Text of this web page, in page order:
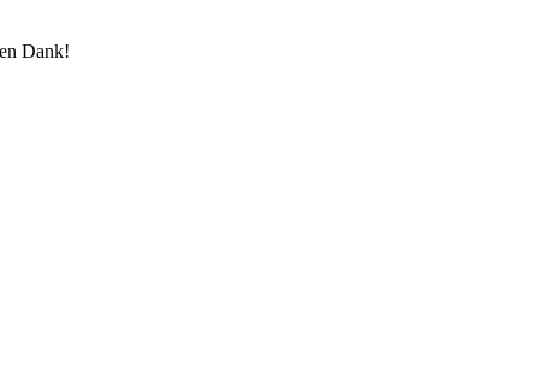
Dank!